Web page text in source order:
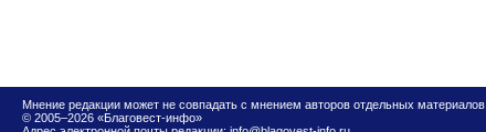
Мнение редакции может не совпадать с мнением авторов отдельных материалов.
© 2005–2026 «Благовест-инфо»